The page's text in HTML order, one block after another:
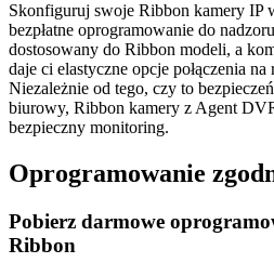
Skonfiguruj swoje Ribbon kamery IP
bezpłatne oprogramowanie do
dostosowany do Ribbon modeli, a
daje ci elastyczne opcje połączenia
Niezależnie od tego, czy to
biurowy, Ribbon kamery z Agent
bezpieczny monitoring.
Oprogramowanie
Pobierz darmowe
Ribbon